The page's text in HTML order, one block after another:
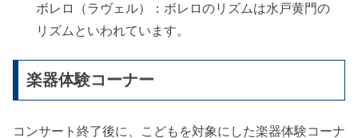
ボレロ（ラヴェル）：ボレロのリズムは水戸黄門の
リズムといわれています。
楽器体験コーナー
コンサート終了後に、こどもを対象にした楽器体験コーナ